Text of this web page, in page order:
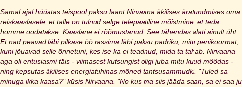
Samal ajal hüüatas teispool paksu laant Nirvaana äkilises äratundmises oma
reiskaaslasele, et talle on tulnud selge telepaatiline mõistmine, et teda
homme oodatakse. Kaaslane ei rõõmustanud. See tähendas alati ainult üht.
Et nad peavad läbi pilkase öö rassima läbi paksu padriku, mitu penikoormat,
kuni jõuavad selle õnnetuni, kes ise ka ei teadnud, mida ta tahab. Nirvaana
aga oli entusiasmi täis - viimasest kutsungist oligi juba mitu kuud möödas -
ning kepsutas äkilises energiatuhinas mõned tantsusammudki. "Tuled sa
minuga ikka kaasa?" küsis Nirvaana. "No kus ma siis jääda saan, sa ei saa ju